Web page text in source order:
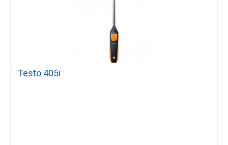
Testo 405i